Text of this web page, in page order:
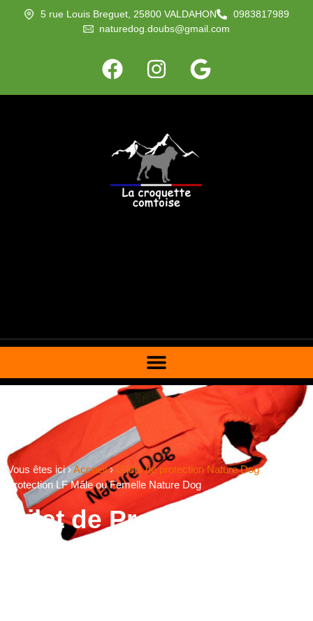
5 rue Louis Breguet, 25800 VALDAHON
0983817989
naturedog.doubs@gmail.com
Vous êtes ici ›Accueil›Gilets de protection Nature Dog›
Protection LF Mâle ou Femelle Nature Dog
Gilet de Protection LF
Mâle ou Femelle Nature